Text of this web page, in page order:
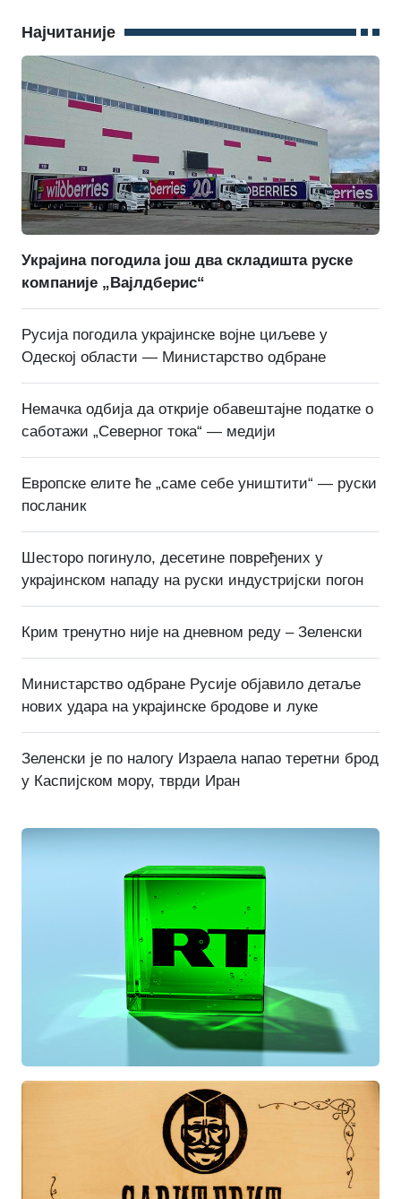
Најчитаније
Украјина погодила још два складишта руске
компаније „Вајлдберис“
Русија погодила украјинске војне циљеве у
Одеској области — Министарство одбране
Немачка одбија да открије обавештајне податке о
саботажи „Северног тока“ — медији
Европске елите ће „саме себе уништити“ — руски
посланик
Шесторо погинуло, десетине повређених у
украјинском нападу на руски индустријски погон
Крим тренутно није на дневном реду – Зеленски
Министарство одбране Русије објавило детаље
нових удара на украјинске бродове и луке
Зеленски је по налогу Израела напао теретни брод
у Каспијском мору, тврди Иран